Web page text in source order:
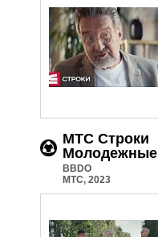
МТС Строки
Молодежные
BBDO
МТС, 2023